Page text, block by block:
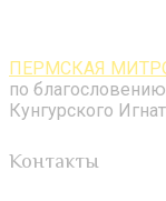
ПЕРМСКАЯ
по
Кунгурского
Контакты